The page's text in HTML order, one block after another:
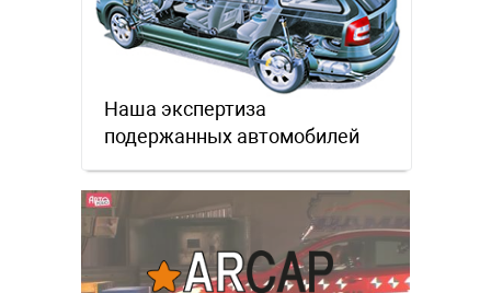
Наша экспертиза
подержанных автомобилей